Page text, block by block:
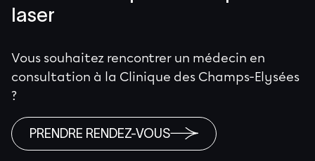
laser
Vous souhaitez rencontrer un médecin en
consultation à la Clinique des Champs-Elysées
?
PRENDRE RENDEZ-VOUS